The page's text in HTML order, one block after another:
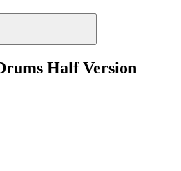
Half Version